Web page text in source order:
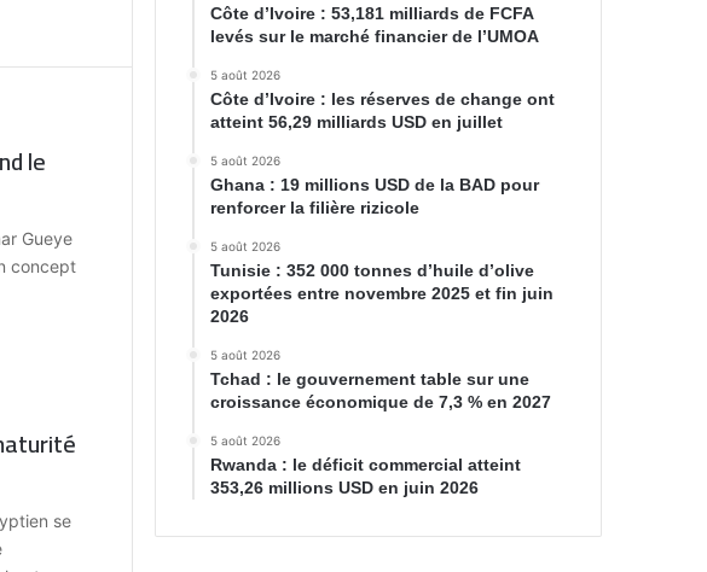
le
Gueye
concept
se
Côte d’Ivoire : 53,181 milliards de FCFA
levés sur le marché financier de l’UMOA
5 août 2026
Côte d’Ivoire : les réserves de change ont
atteint 56,29 milliards USD en juillet
5 août 2026
Ghana : 19 millions USD de la BAD pour
renforcer la filière rizicole
5 août 2026
Tunisie : 352 000 tonnes d’huile d’olive
exportées entre novembre 2025 et fin juin
2026
5 août 2026
Tchad : le gouvernement table sur une
croissance économique de 7,3 % en 2027
5 août 2026
Rwanda : le déficit commercial atteint
353,26 millions USD en juin 2026